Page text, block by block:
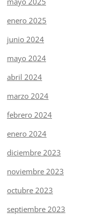
enero 2025
junio 2024
mayo 2024
abril 2024
marzo 2024
febrero 2024
enero 2024
diciembre 2023
noviembre 2023
octubre 2023
septiembre 2023